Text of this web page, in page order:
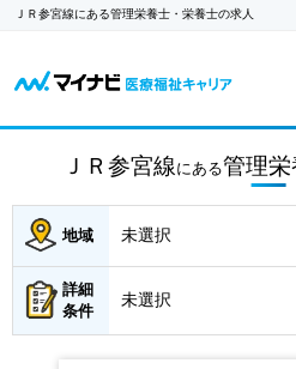
ＪＲ参宮線にある管理栄養士・栄養士の求人
ＪＲ参宮線 にある管理
地域 未選択
詳細
条件
未選択